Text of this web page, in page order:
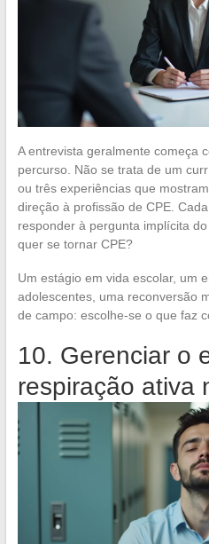
A entrevista geralmente começa
percurso. Não se trata de um
ou três experiências que
direção à profissão de CPE.
responder à pergunta implícita
quer se tornar CPE?
Um estágio em vida escolar, um
adolescentes, uma reconversão
de campo: escolhe-se o que faz
10. Gerenciar o
respiração ativa